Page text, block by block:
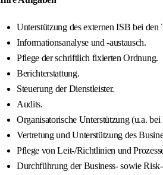
Unterstützung des externen ISB bei
Informationsanalyse und -austausch.
Pflege der schriftlich fixierten Ordnung.
Berichterstattung.
Steuerung der Dienstleister.
Audits.
Organisatorische Unterstützung (u.a.
Vertretung und Unterstützung des
Pflege von Leit-/Richtlinien und
Durchführung der Business- sowie